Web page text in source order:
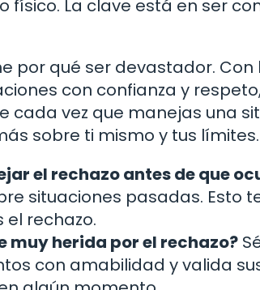
La clave está en ser
por qué ser devastador.
con confianza y
cada vez que manejas una
sobre ti mismo y tus límites.
el rechazo antes de que
situaciones pasadas. Esto
rechazo.
muy herida por el rechazo?
con amabilidad y valida